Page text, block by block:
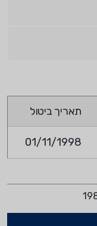
תאריך ביטול
01/11/1998